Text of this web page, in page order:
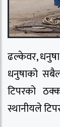
ढल्केवर, धनुषा
धनुषाको
टिपरको
स्थानीयले